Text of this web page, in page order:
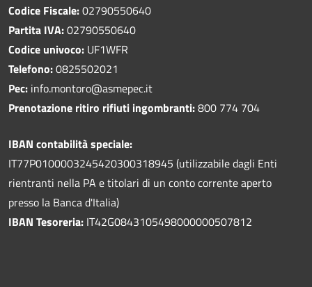
Codice Fiscale:02790550640
Partita IVA:02790550640
Codice univoco: UF1WFR
Telefono:0825502021
Pec: info.montoro@asmepec.it
Prenotazione ritiro rifiuti ingombranti:800 774 704
IBAN contabilità speciale:
IT77P0100003245420300318945 (utilizzabile dagli Enti
rientranti nella PA e titolari di un conto corrente aperto
presso la Banca d'Italia)
IBAN Tesoreria: IT42G0843105498000000507812